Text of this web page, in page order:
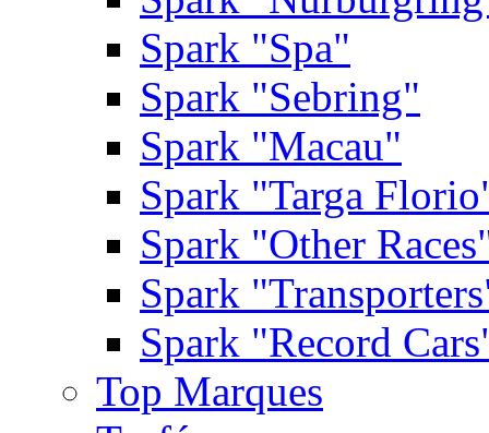
Spark "Spa"
Spark "Sebring"
Spark "Macau"
Spark "Targa
Spark "Other
Spark
Spark "Record
Top Marques